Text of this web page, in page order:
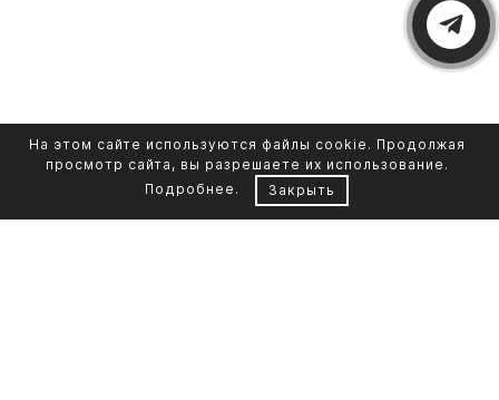
На этом сайте используются файлы cookie. Продолжая
просмотр сайта, вы разрешаете их использование.
Подробнее . Закрыть